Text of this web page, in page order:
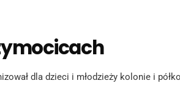
dla dzieci i młodzieży kolonie i